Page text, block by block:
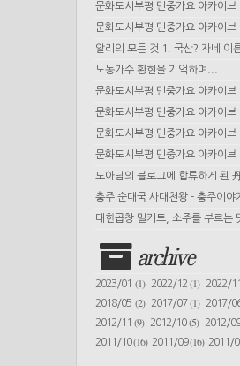
문화도시부평 민중가요 아카이
문화도시부평 민중가요 아카이
알리의 모든 것 1. 국산? 자네 이
노동가수 황현을 기억하며...
문화도시부평 민중가요 아카이
문화도시부평 민중가요 아카이
문화도시부평 민중가요 아카이
문화도시부평 민중가요 아카이
도아님의 블로그에 합류하게 된
충주 순대국 사대천왕 - 충주이야
대한곱창 밀키트, 소주를 부르는
archive
2023/01 (1) 2022/12(1) 2022/
2018/05 (2) 2017/07(1) 2017/
2012/11(9) 2012/10(5) 2012/
2011/10(16) 2011/09(16) 2011/